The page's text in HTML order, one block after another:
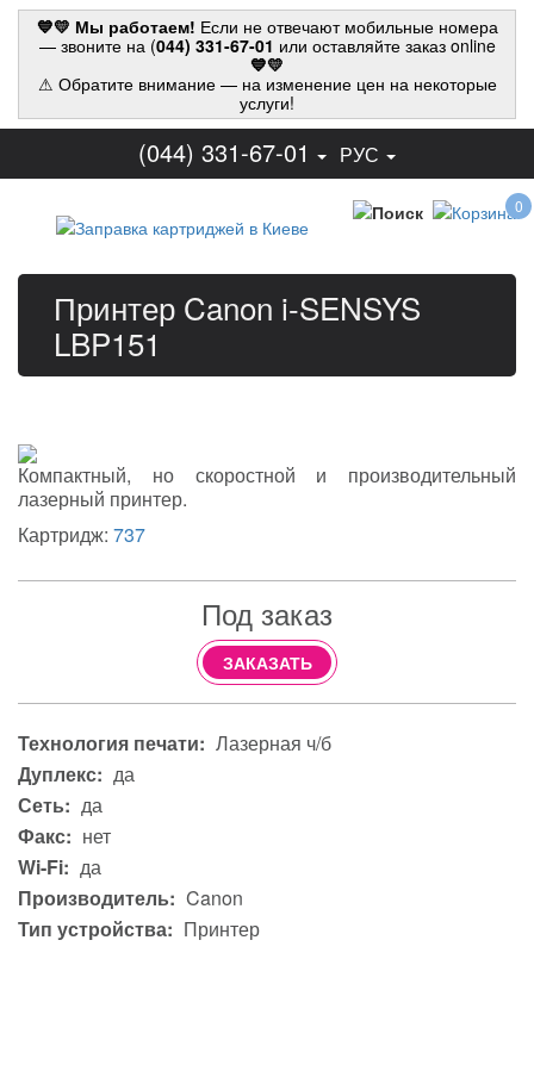
💙💛 Мы работаем! Если не отвечают мобильные номера
— звоните на (044) 331-67-01 или оставляйте заказ online
💙💛
⚠ Обратите внимание — на изменение цен на некоторые
услуги!
(044) 331-67-01 РУС
0
Принтер Canon i-SENSYS
LBP151
Компактный, но скоростной и производительный
лазерный принтер.
Картридж: 737
Под заказ
ЗАКАЗАТЬ
Технология печати: Лазерная ч/б
Дуплекс: да
Сеть: да
Факс: нет
Wi-Fi: да
Производитель: Canon
Тип устройства: Принтер